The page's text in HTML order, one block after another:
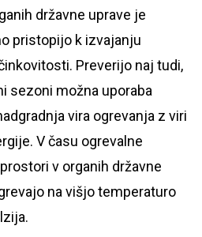
državne uprave je
pristopijo k izvajanju
Preverijo naj tudi,
sezoni možna uporaba
vira ogrevanja z viri
V času ogrevalne
v organih državne
na višjo temperaturo